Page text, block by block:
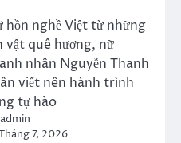
hồn nghề Việt từ những
vật quê hương, nữ
nhân Nguyễn Thanh
viết nên hành trình
tự hào
7, 2026